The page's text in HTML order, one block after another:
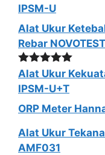
IPSM-U
Alat Ukur
Rebar NOVOTEST
Dinilai5.00
dari 5
Alat Ukur
IPSM-U+T
ORP Meter
Alat Ukur
AMF031